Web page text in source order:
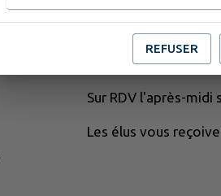
du Lundi au
Sur RDV l'après-midi
Les élus vous
REFUSER